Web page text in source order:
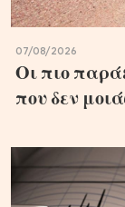
07/08/2026
Οι πιο
που δεν